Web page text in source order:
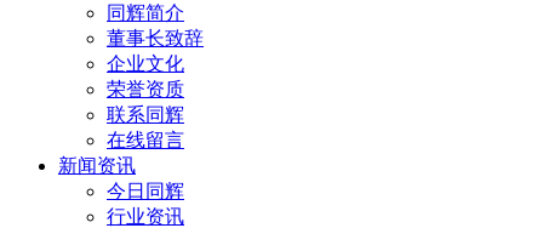
同辉简介
董事长致辞
企业文化
荣誉资质
联系同辉
在线留言
新闻资讯
今日同辉
行业资讯